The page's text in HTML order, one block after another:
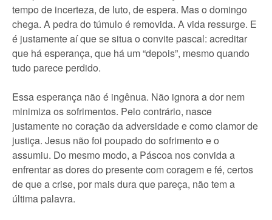
tempo de incerteza, de luto, de espera. Mas o domingo
chega. A pedra do túmulo é removida. A vida ressurge. E
é justamente aí que se situa o convite pascal: acreditar
que há esperança, que há um “depois”, mesmo quando
tudo parece perdido.
Essa esperança não é ingênua. Não ignora a dor nem
minimiza os sofrimentos. Pelo contrário, nasce
justamente no coração da adversidade e como clamor de
justiça. Jesus não foi poupado do sofrimento e o
assumiu. Do mesmo modo, a Páscoa nos convida a
enfrentar as dores do presente com coragem e fé, certos
de que a crise, por mais dura que pareça, não tem a
última palavra.